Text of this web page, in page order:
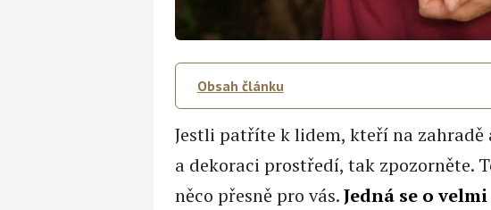
Obsah článku
Jestli patříte k lidem, kteří na
a dekoraci prostředí, tak zpozorněte.
něco přesně pro vás.Jedná se o